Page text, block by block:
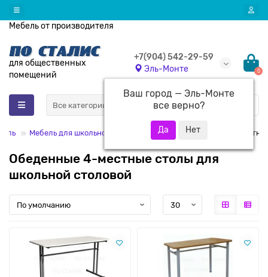
Мебель от производителя
для общественных
помещений
+7(904) 542-29-59
Эль-Монте
Ваш город — Эль-Монте
все верно?
0
Все категории
Мебель для школьной столовой Обеденные столы 4-
Обеденные 4-местные столы для
школьной столовой